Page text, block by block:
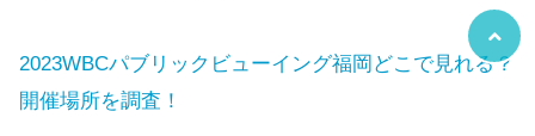
2023WBCパブリックビューイング福岡どこで見れる？
開催場所を調査！